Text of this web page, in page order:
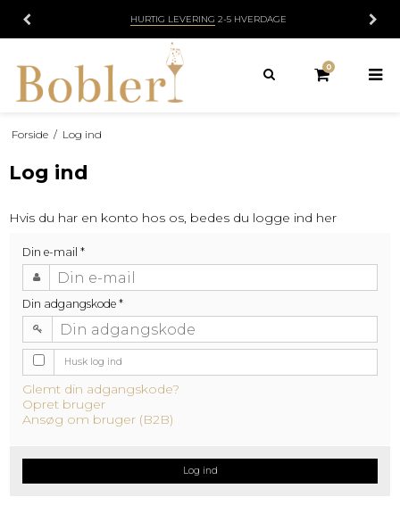
HURTIG LEVERING 2-5 HVERDAGE
0
Forside / Log ind
Log ind
Hvis du har en konto hos os, bedes du logge ind her
Din e-mail *
Din adgangskode *
Husk log ind
Glemt din adgangskode?
Opret bruger
Ansøg om bruger (B2B)
Log ind